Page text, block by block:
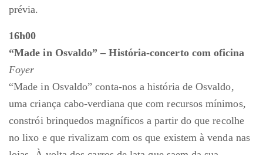
prévia.
16h00
“Made in Osvaldo” – História-concerto com oficina
Foyer
“Made in Osvaldo” conta-nos a história de Osvaldo,
uma criança cabo-verdiana que com recursos mínimos,
constrói brinquedos magníficos a partir do que recolhe
no lixo e que rivalizam com os que existem à venda nas